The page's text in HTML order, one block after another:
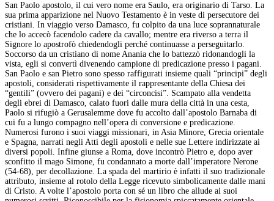
San Paolo apostolo, il cui vero nome era Saulo, era originario di Tarso. La
sua prima apparizione nel Nuovo Testamento è in veste di persecutore dei
cristiani. In viaggio verso Damasco, fu colpito da una luce soprannaturale
che lo accecò facendolo cadere da cavallo; mentre era riverso a terra il
Signore lo apostrofò chiedendogli perché continuasse a perseguitarlo.
Soccorso da un cristiano di nome Anania che lo battezzò ridonandogli la
vista, egli si convertì divenendo campione di predicazione presso i pagani.
San Paolo e san Pietro sono spesso raffigurati insieme quali “principi” degli
apostoli, considerati rispettivamente il rappresentante della Chiesa dei
“gentili” (ovvero dei pagani) e dei “circoncisi”. Scampato alla vendetta
degli ebrei di Damasco, calato fuori dalle mura della città in una cesta,
Paolo si rifugiò a Gerusalemme dove fu accolto dall’apostolo Barnaba di
cui fu a lungo compagno nell’opera di conversione e predicazione.
Numerosi furono i suoi viaggi missionari, in Asia Minore, Grecia orientale
e Spagna, narrati negli Atti degli apostoli e nelle sue Lettere indirizzate ai
diversi popoli. Infine giunse a Roma, dove incontrò Pietro e, dopo aver
sconfitto il mago Simone, fu condannato a morte dall’imperatore Nerone
(54-68), per decollazione. La spada del martirio è infatti il suo tradizionale
attributo, insieme al rotolo della Legge ricevuto simbolicamente dalle mani
di Cristo. A volte l’apostolo porta con sé un libro che allude ai suoi